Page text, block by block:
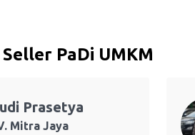
PaDi UMKM
Prasetya
Mitra Jaya